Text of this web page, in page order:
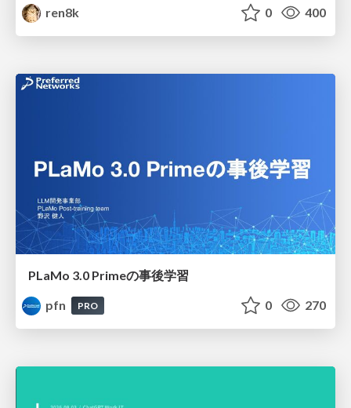
ren8k
0 400
PLaMo 3.0 Primeの事後学習
pfn
PRO 0 270